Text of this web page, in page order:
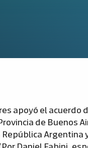
apoyó el acuerdo
de Buenos
Argentina